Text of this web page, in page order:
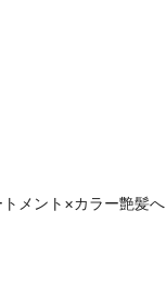
トメント×カラー艶髪へ